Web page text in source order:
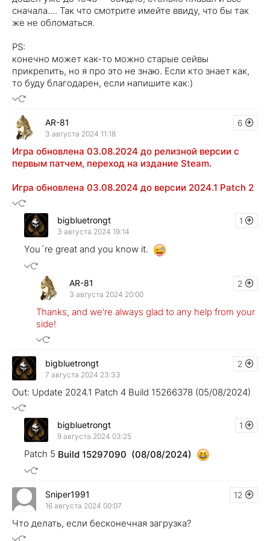
сначала.... Так что смотрите имейте ввиду, что бы так
же не обломаться.
PS:
конечно может как-то можно старые сейвы
прикрепить, но я про это не знаю. Если кто знает как,
то буду благодарен, если напишите как:)
6
AR-81
3 августа 2024 11:18
Игра обновлена 03.08.2024 до релизной версии с
первым патчем, переход на издание Steam.
Игра обновлена 03.08.2024 до версии 2024.1 Patch 2
1
bigbluetrongt
3 августа 2024 19:14
You´re great and you know it.
2
AR-81
3 августа 2024 20:00
Thanks, and we're always glad to any help from your
side!
2
bigbluetrongt
7 августа 2024 23:33
Out: Update 2024.1 Patch 4 Build 15266378 (05/08/2024)
1
bigbluetrongt
9 августа 2024 03:25
Patch 5 Build 15297090 (08/08/2024)
12
Sniper1991
16 августа 2024 00:07
Что делать, если бесконечная загрузка?